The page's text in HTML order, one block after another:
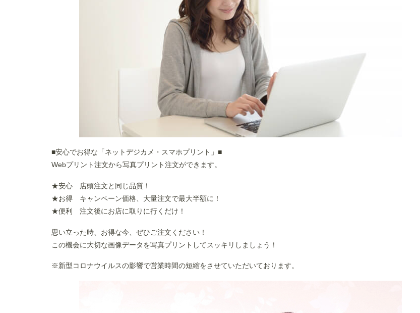
■安心でお得な「ネットデジカメ・スマホプリント」■
Webプリント注文から写真プリント注文ができます。
★安心 店頭注文と同じ品質！
★お得 キャンペーン価格、大量注文で最大半額に！
★便利 注文後にお店に取りに行くだけ！
思い立った時、お得な今、ぜひご注文ください！
この機会に大切な画像データを写真プリントしてスッキリしましょう！
※新型コロナウイルスの影響で営業時間の短縮をさせていただいております。